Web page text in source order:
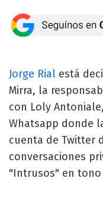
Jorge Rial está
Mirra, la
con Loly
Whatsapp donde
cuenta de Twitter
conversaciones
"Intrusos" en tono